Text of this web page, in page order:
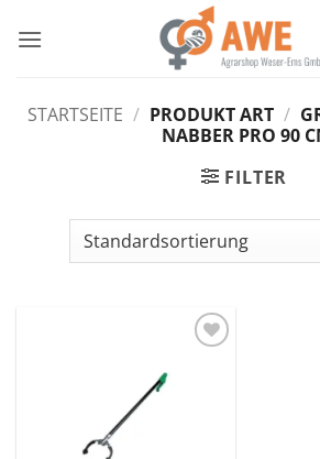
Inhalt
STARTSEITE / PRODUKT ART /
NABBER PRO 90
FILTER
Favoriten
hinzufügen